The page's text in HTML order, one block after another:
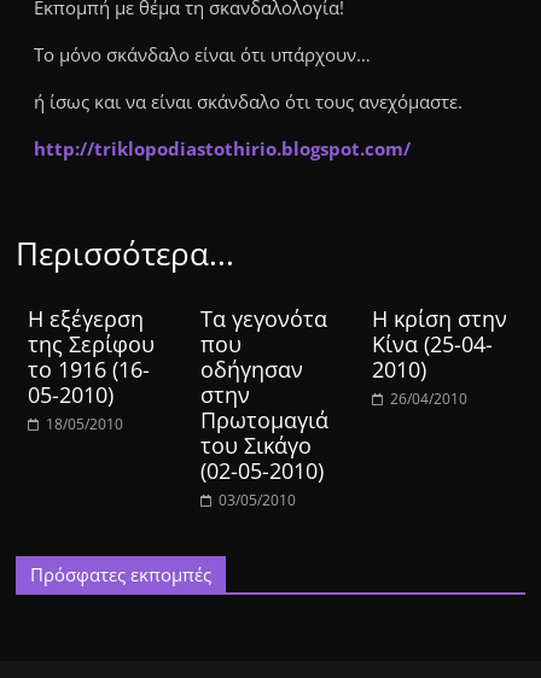
Εκπομπή με θέμα τη σκανδαλολογία!
Το μόνο σκάνδαλο είναι ότι υπάρχουν…
ή ίσως και να είναι σκάνδαλο ότι τους ανεχόμαστε.
http://triklopodiastothirio.blogspot.com/
Περισσότερα...
Η εξέγερση
της Σερίφου
το 1916 (16-
05-2010)
18/05/2010
Τα γεγονότα
που
οδήγησαν
στην
Πρωτομαγιά
του Σικάγο
(02-05-2010)
03/05/2010
Η κρίση στην
Κίνα (25-04-
2010)
26/04/2010
Πρόσφατες εκπομπές